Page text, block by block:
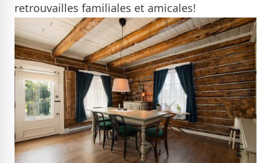
retrouvailles familiales et amicales!